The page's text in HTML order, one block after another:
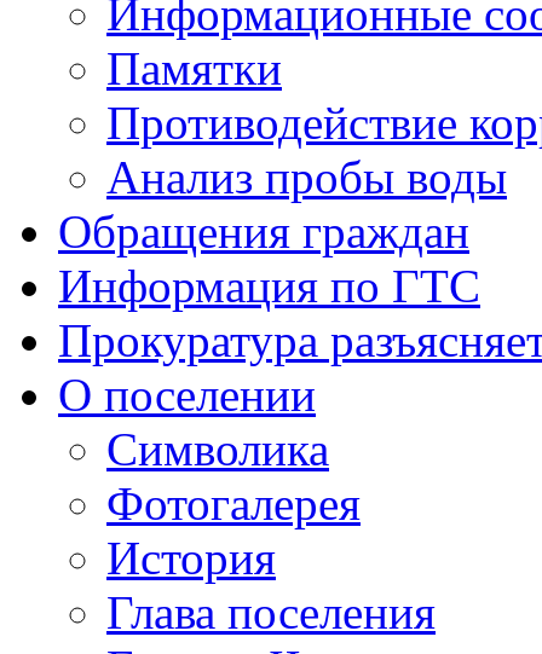
Информационные
Памятки
Противодействие
Анализ пробы воды
Обращения граждан
Информация по ГТС
Прокуратура
О поселении
Символика
Фотогалерея
История
Глава поселения